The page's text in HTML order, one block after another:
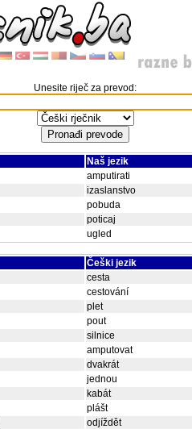
Unesite riječ za prevod:
Naš jezik
amputirati
izaslanstvo
pobuda
poticaj
ugled
Češki jezik
cesta
cestování
plet
pout
silnice
amputovat
dvakrát
jednou
kabát
plášt
odjíždět